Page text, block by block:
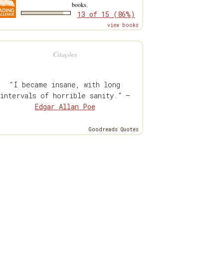
books.
13 of 15 (86%)
view books
Citações
“I became insane, with long
intervals of horrible sanity.” —
Edgar Allan Poe
Goodreads Quotes